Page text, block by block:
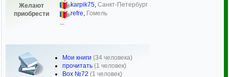
Желают
приобрести
karpik75, Санкт-Петербург
refre, Гомель
Мои книги (34 человека)
прочитать (1 человек)
Box №72 (1 человек)